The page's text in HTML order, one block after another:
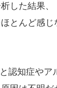
した結果
とんど感
認知症やア